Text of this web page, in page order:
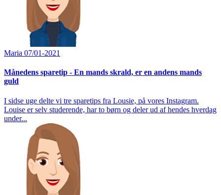
Maria 07/01-2021
Månedens sparetip - En mands skrald, er en andens mands
guld
I sidse uge delte vi tre sparetips fra Lousie, på vores Instagram.
Louise er selv studerende, har to børn og deler ud af hendes hverdag
under...